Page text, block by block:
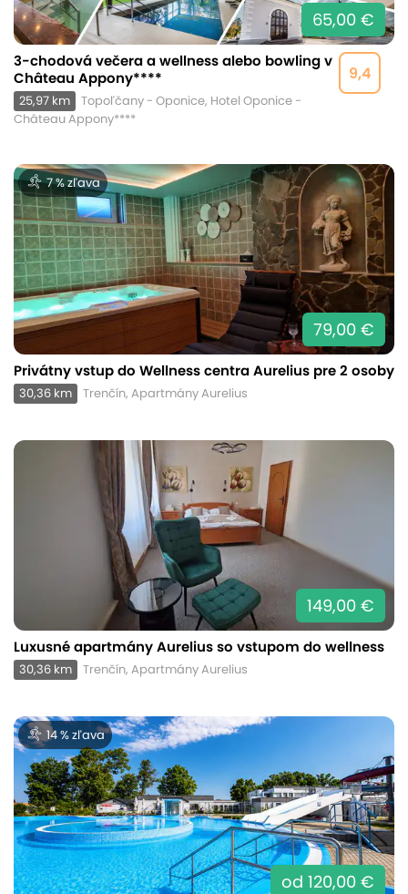
65,00 €
9,4
3-chodová večera a wellness alebo bowling v
Château Appony****
25,97 km
Topoľčany - Oponice, Hotel Oponice -
Château Appony****
7 % zľava
79,00 €
Privátny vstup do Wellness centra Aurelius pre 2 osoby
30,36 km Trenčín, Apartmány Aurelius
149,00 €
Luxusné apartmány Aurelius so vstupom do wellness
30,36 km Trenčín, Apartmány Aurelius
14 % zľava
od 120,00 €